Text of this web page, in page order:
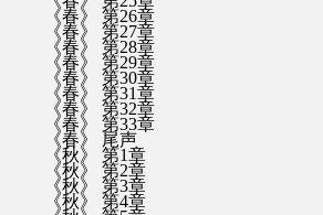
《春》 第26章
《春》 第27章
《春》 第28章
《春》 第29章
《春》 第30章
《春》 第31章
《春》 第32章
《春》 第33章
《春》 尾声
《秋》 第1章
《秋》 第2章
《秋》 第3章
《秋》 第4章